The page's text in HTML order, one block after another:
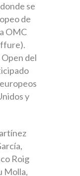
se
de
OMC
del
y
Roig
Molla,